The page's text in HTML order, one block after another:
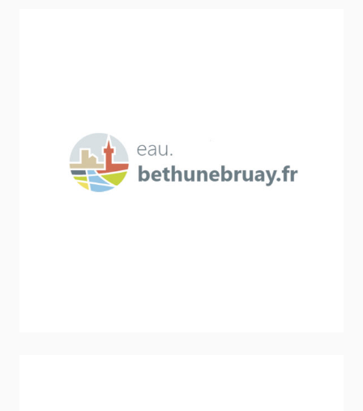
Syndicat mixte de la Haute vallée de la Lawe